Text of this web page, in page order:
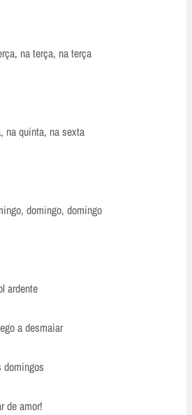
na terça, na terça
na quinta, na sexta
domingo, domingo
ardente
a desmaiar
domingos
de amor!